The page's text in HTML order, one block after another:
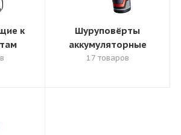
к
Шуруповёрты
аккумуляторные
17 товаров